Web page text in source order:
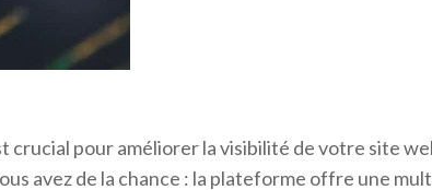
pour améliorer la visibilité de votre site
avez de la chance : la plateforme offre une